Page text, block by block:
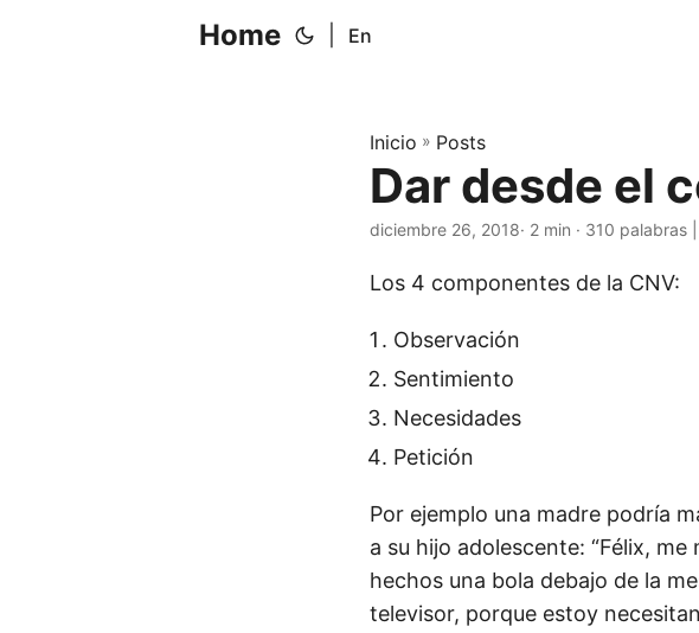
Home En
Inicio » Posts
Dar desde el
diciembre 26, 2018· 2 min · 310 palabras |
Los 4 componentes de la CNV:
Observación
Sentimiento
Necesidades
Petición
Por ejemplo una madre podría
a su hijo adolescente: “Félix, me
hechos una bola debajo de la
televisor, porque estoy